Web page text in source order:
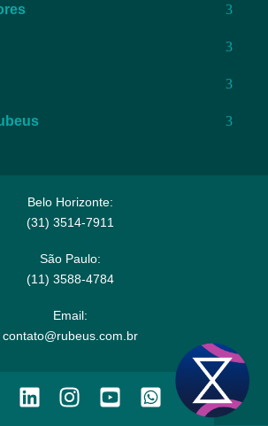
Belo Horizonte:
(31) 3514-7911​
São Paulo:
(11) 3588-4784​
Email:​
contato@rubeus.com.br​